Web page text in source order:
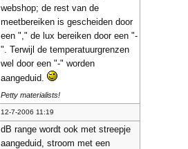
webshop; de rest van de
meetbereiken is gescheiden door
een "," de lux bereiken door een "-
". Terwijl de temperatuurgrenzen
wel door een "-" worden
aangeduid.
Petty materialists!
12-7-2006 11:19
dB range wordt ook met streepje
aangeduid, stroom met een